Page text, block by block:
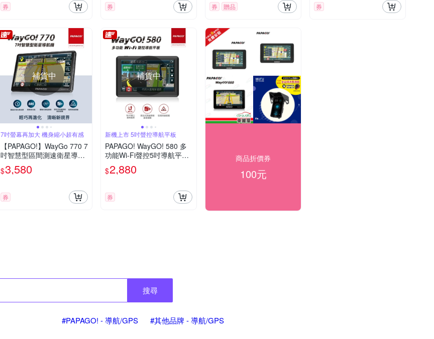
券 券 券 贈品 券
補貨中
7吋螢幕再加大 機身縮小超有感
【PAPAGO!】WayGo 770 7
吋智慧型區間測速衛星導航
機(S1圖像化導航介面/測速
語音提醒)~急
$3,580
券
補貨中
新機上市 5吋聲控導航平板
PAPAGO! WayGO! 580 多
功能Wi-Fi聲控5吋導航平板
(區間測速提醒/S1圖像化導
航介面)
$2,880
券
商品折價券
100元
搜尋
#PAPAGO! - 導航/GPS #其他品牌 - 導航/GPS